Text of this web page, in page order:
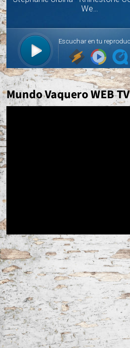
Mundo Vaquero WEB TV